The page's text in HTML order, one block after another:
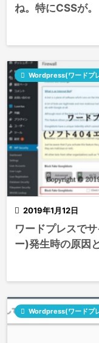
ね。特にCSSが。
 2019年1月12日
 Wordpress(ワードプ
ワードプレスで
ー)発生時の原因
 Wordpress(ワードプ